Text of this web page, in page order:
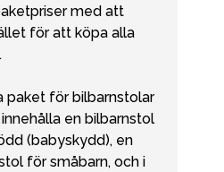
med att
för att köpa alla
paket för bilbarnstolar
en bilbarnstol
(babyskydd), en
för småbarn, och i